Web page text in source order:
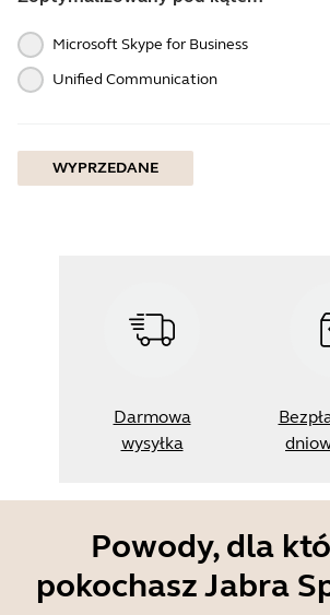
Microsoft Skype for Business
Unified Communication
WYPRZEDANE
Darmowa
wysyłka
Powody, dla
pokochasz Jabra